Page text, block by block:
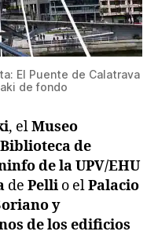
El Puente de Calatrava
de fondo
, elMuseo
Biblioteca de
de la UPV/EHU
de Pelli o elPalacio
y
de los edificios